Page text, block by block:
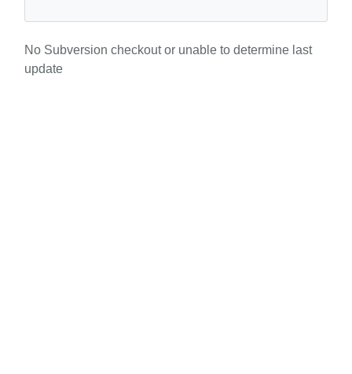
No Subversion checkout or unable to determine last
update